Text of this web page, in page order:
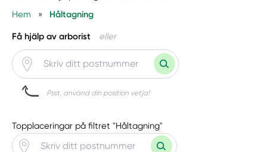
Hem
» Håltagning
Få hjälp av arborist eller
Psst, använd din position vetja!
Topplaceringar på filtret "Håltagning"